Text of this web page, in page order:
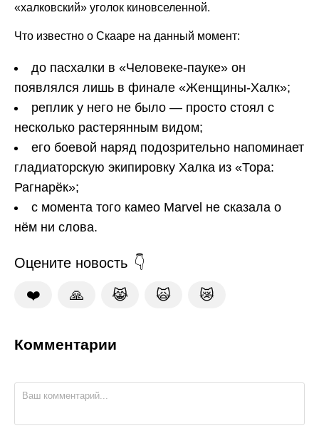
«халковский» уголок киновселенной.
Что известно о Скааре на данный момент:
до пасхалки в «Человеке-пауке» он
появлялся лишь в финале «Женщины-Халк»;
реплик у него не было — просто стоял с
несколько растерянным видом;
его боевой наряд подозрительно напоминает
гладиаторскую экипировку Халка из «Тора:
Рагнарёк»;
с момента того камео Marvel не сказала о
нём ни слова.
Оцените новость
❤️ 🙏 😹 🙀 😿
Комментарии